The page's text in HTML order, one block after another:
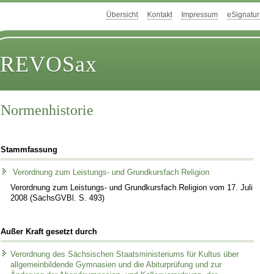
Übersicht Kontakt Impressum eSignatur
REVOSax
Normenhistorie
Stammfassung
Verordnung zum Leistungs- und Grundkursfach Religion
Verordnung zum Leistungs- und Grundkursfach Religion vom 17. Juli
2008 (SächsGVBl. S. 493)
Außer Kraft gesetzt durch
Verordnung des Sächsischen Staatsministeriums für Kultus über
allgemeinbildende Gymnasien und die Abiturprüfung und zur